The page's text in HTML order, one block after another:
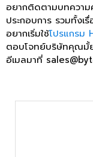
อยากติดตามบทความ
ประกอบการ รวมทั้ง
อยากเริ่มใช้โปรแกรม
ตอบโจทย์บริษัทคุณมั้
อีเมลมาที่